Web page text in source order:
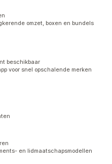
omzet, boxen en bundels
beschikbaar
voor snel opschalende merken
en lidmaatschapsmodellen